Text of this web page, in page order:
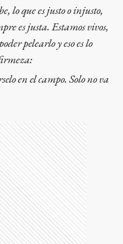
lo que es justo o injusto,
es justa. Estamos vivos,
pelearlo y eso es lo
en el campo. Solo no va